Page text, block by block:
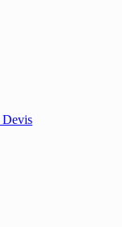
Devis